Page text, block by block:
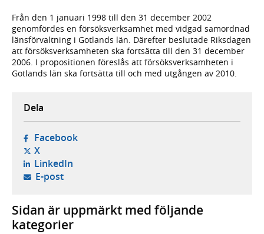
Från den 1 januari 1998 till den 31 december 2002
genomfördes en försöksverksamhet med vidgad samordnad
länsförvaltning i Gotlands län. Därefter beslutade Riksdagen
att försöksverksamheten ska fortsätta till den 31 december
2006. I propositionen föreslås att försöksverksamheten i
Gotlands län ska fortsätta till och med utgången av 2010.
Dela
Facebook- öppnas i ny flik, extern webbplats,
X- öppnas i ny flik, extern webbplats,
LinkedIn- öppnas i ny flik, extern webbplats,
E-post- öppnar din e-postklient,
Sidan är uppmärkt med följande
kategorier